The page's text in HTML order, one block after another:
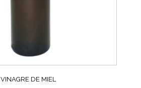
VINAGRE DE MIEL